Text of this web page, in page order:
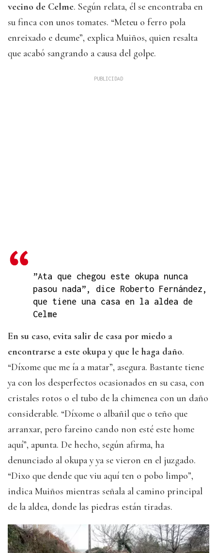
vecino de Celme. Según relata, él se encontraba en
su finca con unos tomates. “Meteu o ferro pola
enreixado e deume”, explica Muiños, quien resalta
que acabó sangrando a causa del golpe.
”Ata que chegou este okupa nunca
pasou nada”, dice Roberto Fernández,
que tiene una casa en la aldea de
Celme
En su caso, evita salir de casa por miedo a
encontrarse a este okupa y que le haga daño.
“Díxome que me ía a matar”, asegura. Bastante tiene
ya con los desperfectos ocasionados en su casa, con
cristales rotos o el tubo de la chimenea con un daño
considerable. “Díxome o albañil que o teño que
arranxar, pero fareino cando non esté este home
aquí”, apunta. De hecho, según afirma, ha
denunciado al okupa y ya se vieron en el juzgado.
“Dixo que dende que viu aquí ten o pobo limpo”,
indica Muiños mientras señala al camino principal
de la aldea, donde las piedras están tiradas.